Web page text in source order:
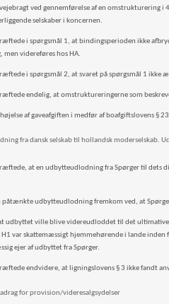
ved gennemførelse af en omstrukturering
selskaber i koncernen.
i spørgsmål 1, at bindingsperioden ikke
videreføres hos HA.
i spørgsmål 2, at svaret på spørgsmål 1 ikke
endelig, at omstruktureringerne som
af gaveafgiften i medfør af boafgiftslovens §
fra dansk selskab til hollandsk moderselskab.
at en udbytteudlodning fra Spørger til dets
påtænkte udbytteudlodning fremkom ved, at
udbyttet ville blive videreudloddet til det
H1 var skattemæssigt hjemmehørende i lande
ejer af udbyttet fra Spørger.
endvidere, at ligningslovens § 3 ikke fandt
for provision/videresalgsydelser